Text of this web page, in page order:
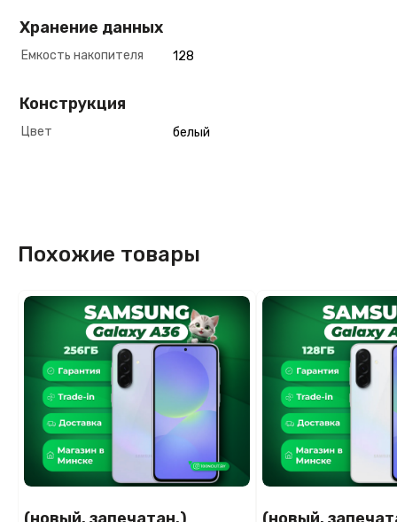
Хранение данных
Емкость накопителя 128
Конструкция
Цвет белый
Похожие товары